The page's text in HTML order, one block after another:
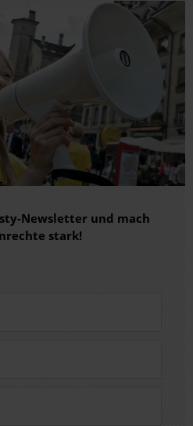
Newsletter und mach
stark!